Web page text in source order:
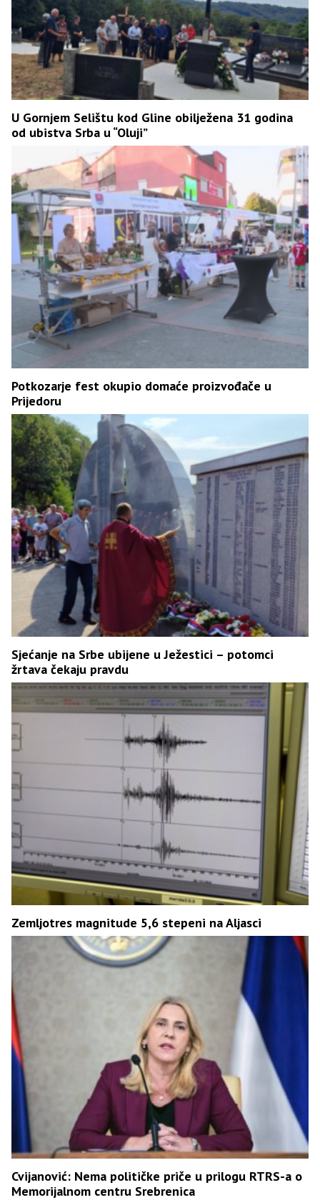
U Gornjem Selištu kod Gline obilježena 31 godina
od ubistva Srba u “Oluji”
Potkozarje fest okupio domaće proizvođače u
Prijedoru
Sjećanje na Srbe ubijene u Ježestici – potomci
žrtava čekaju pravdu
Zemljotres magnitude 5,6 stepeni na Aljasci
Cvijanović: Nema političke priče u prilogu RTRS-a o
Memorijalnom centru Srebrenica